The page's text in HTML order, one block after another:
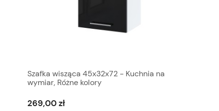
Szafka wisząca 45x32x72 - Kuchnia na
wymiar, Różne kolory
269,00 zł